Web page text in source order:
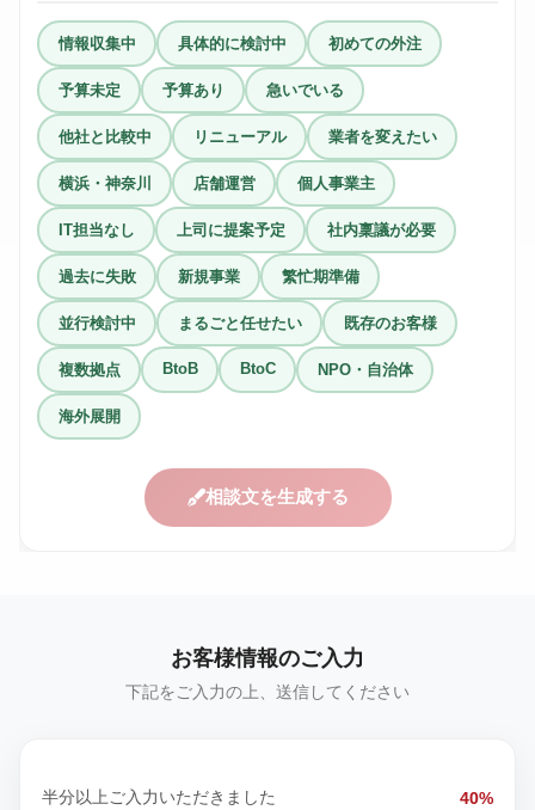
情報収集中 具体的に検討中 初めての外注
予算未定 予算あり 急いでいる
他社と比較中 リニューアル 業者を変えたい
横浜・神奈川 店舗運営 個人事業主
IT担当なし 上司に提案予定 社内稟議が必要
過去に失敗 新規事業 繁忙期準備
並行検討中 まるごと任せたい 既存のお客様
複数拠点 BtoB BtoC NPO・自治体
海外展開
相談文を生成する
お客様情報のご入力
下記をご入力の上、送信してください
半分以上ご入力いただきました 40%